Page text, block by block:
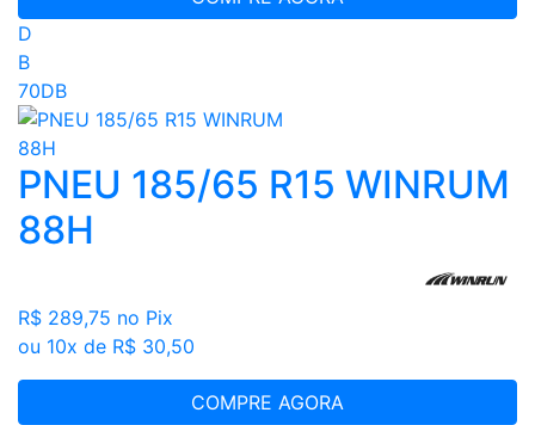
D
B
70DB
PNEU 185/65 R15 WINRUM
88H
R$ 289,75 no Pix
ou 10x de R$ 30,50
COMPRE AGORA